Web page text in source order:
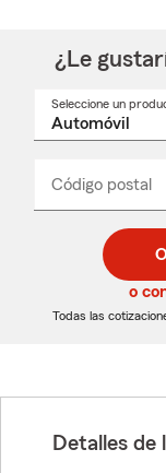
¿Le
Seleccione un
Código postal
5
5
_____
o
Todas las
Detalles de